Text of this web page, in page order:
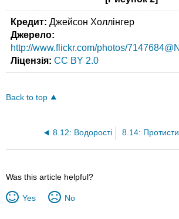
Кредит: Джейсон Холлінгер
Джерело:
http://www.flickr.com/photos/
Ліцензія: CC BY 2.0
Back to top
8.12: Водорості
Was this article helpful?
Yes No